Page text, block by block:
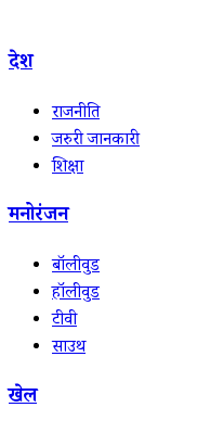
देश
राजनीति
जरुरी जानकारी
शिक्षा
मनोरंजन
बॉलीवुड
हॉलीवुड
टीवी
साउथ
खेल